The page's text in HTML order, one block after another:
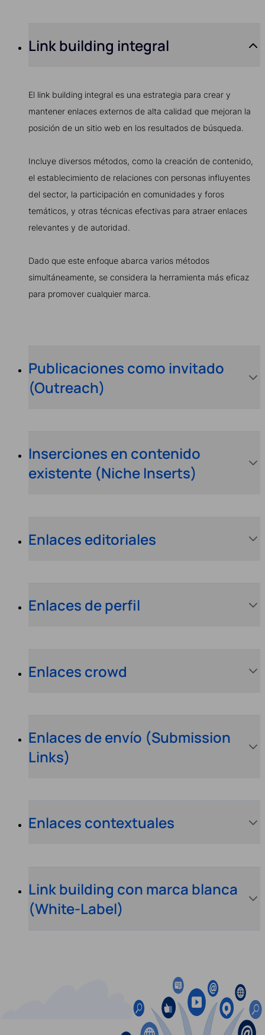
Link building integral
El link building integral es una estrategia para crear y
mantener enlaces externos de alta calidad que mejoran la
posición de un sitio web en los resultados de búsqueda.
Incluye diversos métodos, como la creación de contenido,
el establecimiento de relaciones con personas influyentes
del sector, la participación en comunidades y foros
temáticos, y otras técnicas efectivas para atraer enlaces
relevantes y de autoridad.
Dado que este enfoque abarca varios métodos
simultáneamente, se considera la herramienta más eficaz
para promover cualquier marca.
Publicaciones como invitado
(Outreach)
Inserciones en contenido
existente (Niche Inserts)
Enlaces editoriales
Enlaces de perfil
Enlaces crowd
Enlaces de envío (Submission
Links)
Enlaces contextuales
Link building con marca blanca
(White-Label)